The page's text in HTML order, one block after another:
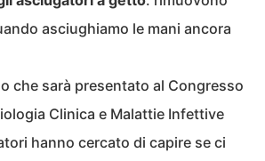
asciughiamo le mani ancora
che sarà presentato al Congresso
Clinica e Malattie Infettive
hanno cercato di capire se ci